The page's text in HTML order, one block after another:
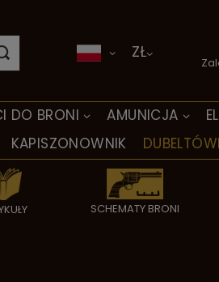
DO BRONI AMUNICJA
KAPISZONOWNIK
SCHEMATY BRONI
ZŁ